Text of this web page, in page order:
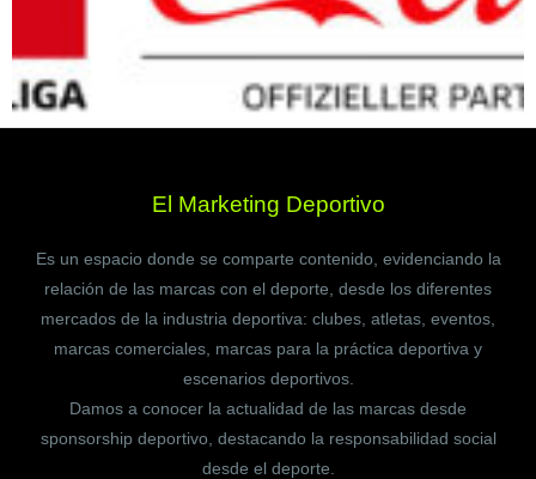
El Marketing Deportivo
Es un espacio donde se comparte contenido, evidenciando la
relación de las marcas con el deporte, desde los diferentes
mercados de la industria deportiva: clubes, atletas, eventos,
marcas comerciales, marcas para la práctica deportiva y
escenarios deportivos.
Damos a conocer la actualidad de las marcas desde
sponsorship deportivo, destacando la responsabilidad social
desde el deporte.